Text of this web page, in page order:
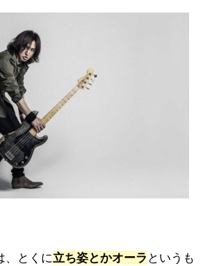
、とくに立ち姿とかオーラ というも